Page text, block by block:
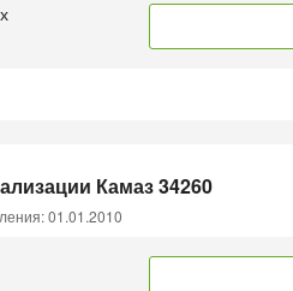
Камаз 34260
01.01.2010